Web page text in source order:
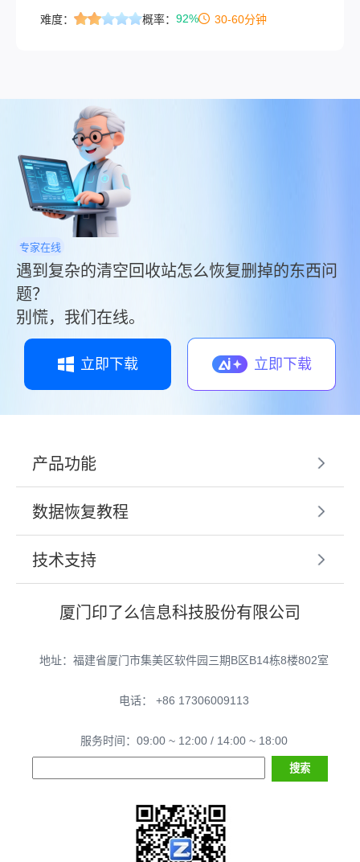
有没有再往这个盘里写过新东西。只要没大量写
式化了，第一件事就是立刻停止使用这个盘。
难度： 概率： 92% 30-60分钟
专家在线
遇到复杂的清空回收站怎么恢复删掉的东西问
题？
别慌，我们在线。
立即下载 立即下载
产品功能
数据恢复教程
技术支持
厦门印了么信息科技股份有限公司
地址：福建省厦门市集美区软件园三期B区B14栋8楼802室
电话： +86 17306009113
服务时间：09:00 ~ 12:00 / 14:00 ~ 18:00